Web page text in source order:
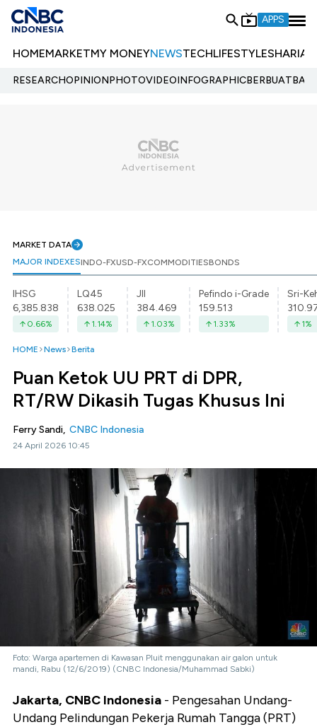
APPS
HOMEMARKETMY MONEYNEWSTECHLIFESTYLESHARIA
RESEARCHOPINIONPHOTOVIDEOINFOGRAPHIC
MARKET DATA
MAJOR INDEXESINDO-FXUSD-FXCOMMODITIESBONDS
IHSG
6,385.838
0.66%
LQ45
638.025
1.14%
JII
384.469
1.03%
Pefindo i-Grade
159.513
1.33%
Sri-
1%
HOME News Berita
Puan Ketok UU PRT di DPR,
RT/RW Dikasih Tugas Khusus Ini
Ferry Sandi, CNBC Indonesia
24 April 2026 10:45
Foto: Warga apartemen di Kawasan Pluit menggunakan air galon untuk
mandi, Rabu (12/6/2019) (CNBC Indonesia/Muhammad Sabki)
Jakarta, CNBC Indonesia - Pengesahan Undang-
Undang Pelindungan Pekerja Rumah Tangga (PRT)